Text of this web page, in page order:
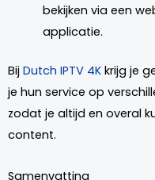
bekijken via een
applicatie.
Bij Dutch IPTV 4K krijg je
je hun service op
zodat je altijd en overal
content.
Samenvatting